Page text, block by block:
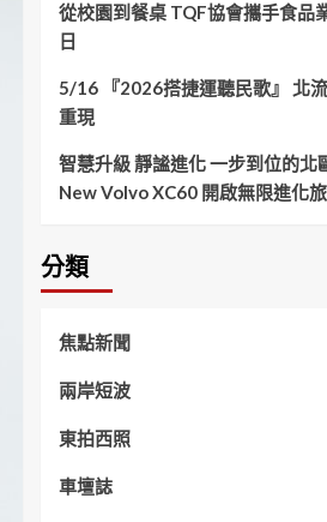
從校園到餐桌 TQF協會攜手食品
日
5/16 『2026搭捷運聽民歌』 北
重現
智慧升級 靜謐進化 一步到位的北
New Volvo XC60 開啟無限進化
分類
焦點新聞
兩岸短波
東拍西照
車壇誌